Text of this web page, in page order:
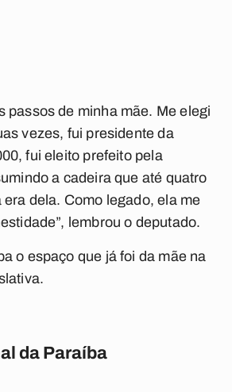
passos de minha mãe. Me elegi
vezes, fui presidente da
fui eleito prefeito pela
a cadeira que até quatro
dela. Como legado, ela me
lembrou o deputado.
o espaço que já foi da mãe na
da Paraíba